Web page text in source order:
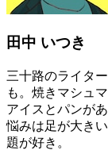
田中 いつき
三十路のライタ
も。焼きマシュ
アイスとパンが
悩みは足が大き
題が好き。